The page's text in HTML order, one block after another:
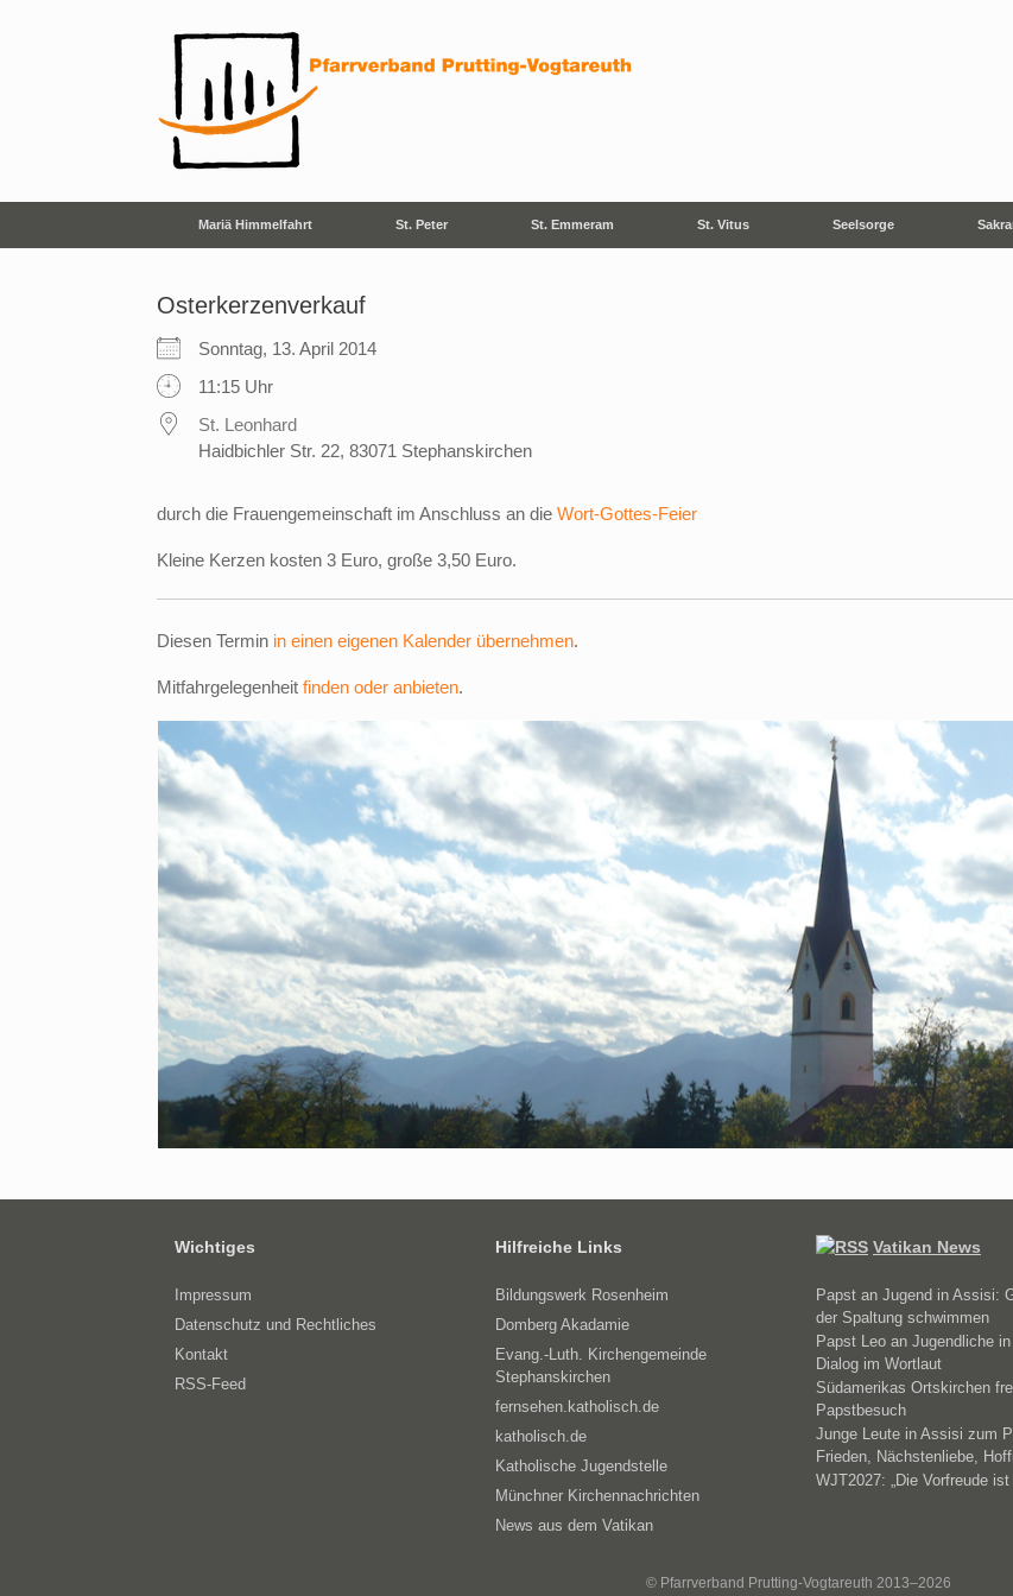
Mariä Himmelfahrt St. Peter St. Emmeram St. Vitus Seelsorge
Osterkerzenverkauf
Sonntag, 13. April 2014
11:15 Uhr
St. Leonhard
Haidbichler Str. 22, 83071 Stephanskirchen
durch die Frauengemeinschaft im Anschluss an die Wort-Gottes-Feier
Kleine Kerzen kosten 3 Euro, große 3,50 Euro.
Diesen Termin in einen eigenen Kalender übernehmen.
Mitfahrgelegenheit finden oder anbieten.
Wichtiges
Impressum
Datenschutz und Rechtliches
Kontakt
RSS-Feed
Hilfreiche Links
Bildungswerk Rosenheim
Domberg Akadamie
Evang.-Luth. Kirchengemeinde
Stephanskirchen
fernsehen.katholisch.de
katholisch.de
Katholische Jugendstelle
Münchner Kirchennachrichten
News aus dem Vatikan
Vatikan News
Papst an Jugend in Assisi:
der Spaltung schwimmen
Papst Leo an Jugendliche
Dialog im Wortlaut
Südamerikas Ortskirchen
Papstbesuch
Junge Leute in Assisi zum
Frieden, Nächstenliebe,
WJT2027: „Die Vorfreude
© Pfarrverband Prutting-Vogtareuth 2013–2026